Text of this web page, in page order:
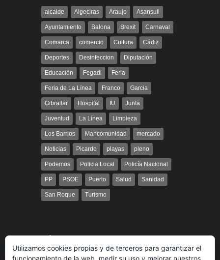
alcalde Algeciras Araujo Asansull
Ayuntamiento Balona Brexit Carnaval
Comarca comercio Cultura Cádiz
Deportes Desinfeccion Diputación
Educación Fegadi Feria
Feria de La Línea Franco Garcia
Gibraltar Hospital IU Junta
Juventud La Línea Limpieza
Los Barrios Mancomunidad mercado
Noticias Picardo playas pleno
Podemos Policia Local Policía Nacional
PP PSOE Puerto Salud Sanidad
San Roque Turismo
Búsqueda
Utilizamos cookies propias y de terceros para garantizar el
funcionamiento de la web, medir su uso y mejorar nuestros